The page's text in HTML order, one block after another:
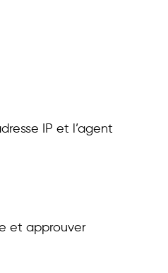
IP et l’agent
et approuver